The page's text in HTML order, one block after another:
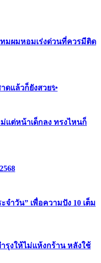
ทมผมหอมเร่งด่วนที่ควรมีติด
ดแล้วก็ยังสวย✨
ม่แต่หน้าเด็กลง ทรงไหนก็
จำวัน” เพื่อความปัง 10 เต็ม
รุงให้ไม่แห้งกร้าน หลังใช้